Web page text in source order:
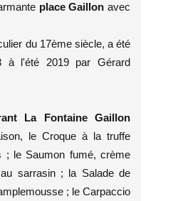
place Gaillonavec
du 17ème siècle, a été
à l'été 2019 par Gérard
La Fontaine Gaillon
le Croque à la truffe
; le Saumon fumé, crème
sarrasin ; la Salade de
; le Carpaccio